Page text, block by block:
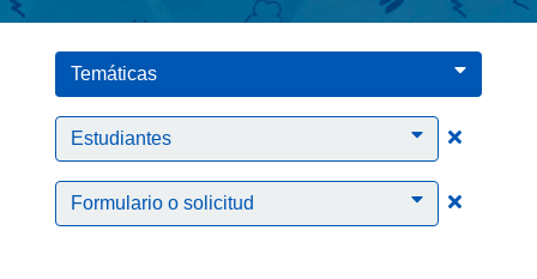
Temáticas
Estudiantes Clic
Formulario o solicitud Clic